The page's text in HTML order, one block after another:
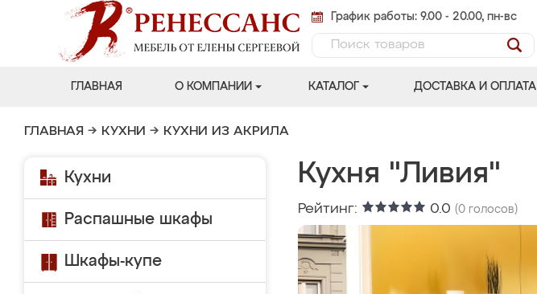
График работы: 9.00 - 20.00, пн-вс
ГЛАВНАЯ О КОМПАНИИ КАТАЛОГ ДОСТАВКА И ОПЛАТА
ГЛАВНАЯ → КУХНИ → КУХНИ ИЗ АКРИЛА
Кухни
Распашные шкафы
Шкафы-купе
Кухня "Ливия"
Рейтинг: 0.0 (0 голосов)